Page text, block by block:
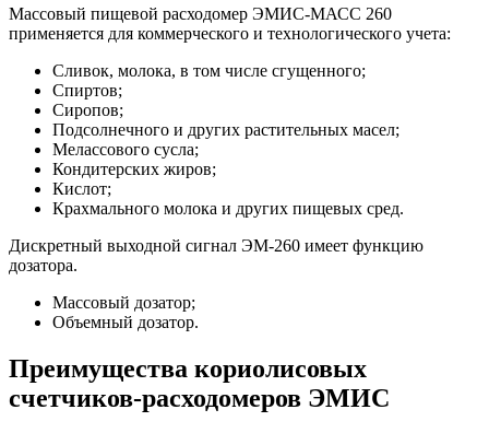
Массовый пищевой расходомер ЭМИС-МАСС 260
применяется для коммерческого и технологического учета:
Сливок, молока, в том числе сгущенного;
Спиртов;
Сиропов;
Подсолнечного и других растительных масел;
Мелассового сусла;
Кондитерских жиров;
Кислот;
Крахмального молока и других пищевых сред.
Дискретный выходной сигнал ЭМ-260 имеет функцию
дозатора.
Массовый дозатор;
Объемный дозатор.
Преимущества кориолисовых
счетчиков-расходомеров ЭМИС